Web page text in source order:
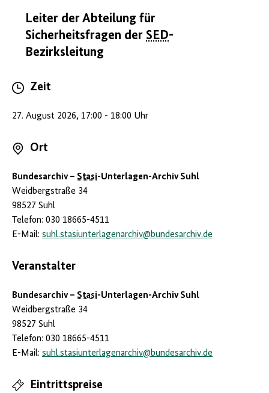
Leiter der Abteilung für
Sicherheitsfragen der SED-
Bezirksleitung
Zeit
27. August 2026, 17:00 - 18:00 Uhr
Ort
Bundesarchiv – Stasi-Unterlagen-Archiv Suhl
Weidbergstraße 34
98527 Suhl
Telefon: 030 18665-4511
E-Mail: suhl.stasiunterlagenarchiv@bundesarchiv.de
Veranstalter
Bundesarchiv – Stasi-Unterlagen-Archiv Suhl
Weidbergstraße 34
98527 Suhl
Telefon: 030 18665-4511
E-Mail: suhl.stasiunterlagenarchiv@bundesarchiv.de
Eintrittspreise